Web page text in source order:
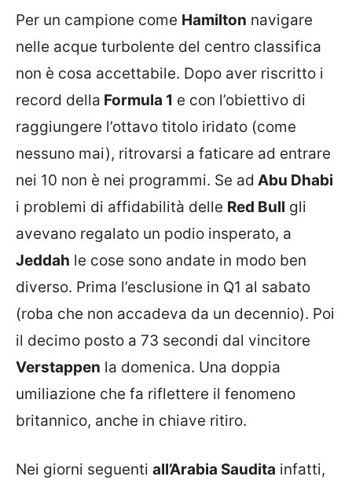
Per un campione come Hamilton navigare
nelle acque turbolente del centro classifica
non è cosa accettabile. Dopo aver riscritto i
record della Formula 1 e con l’obiettivo di
raggiungere l’ottavo titolo iridato (come
nessuno mai), ritrovarsi a faticare ad entrare
nei 10 non è nei programmi. Se ad Abu Dhabi
i problemi di affidabilità delle Red Bull gli
avevano regalato un podio insperato, a
Jeddah le cose sono andate in modo ben
diverso. Prima l’esclusione in Q1 al sabato
(roba che non accadeva da un decennio). Poi
il decimo posto a 73 secondi dal vincitore
Verstappen la domenica. Una doppia
umiliazione che fa riflettere il fenomeno
britannico, anche in chiave ritiro.
Nei giorni seguenti all’Arabia Saudita infatti,